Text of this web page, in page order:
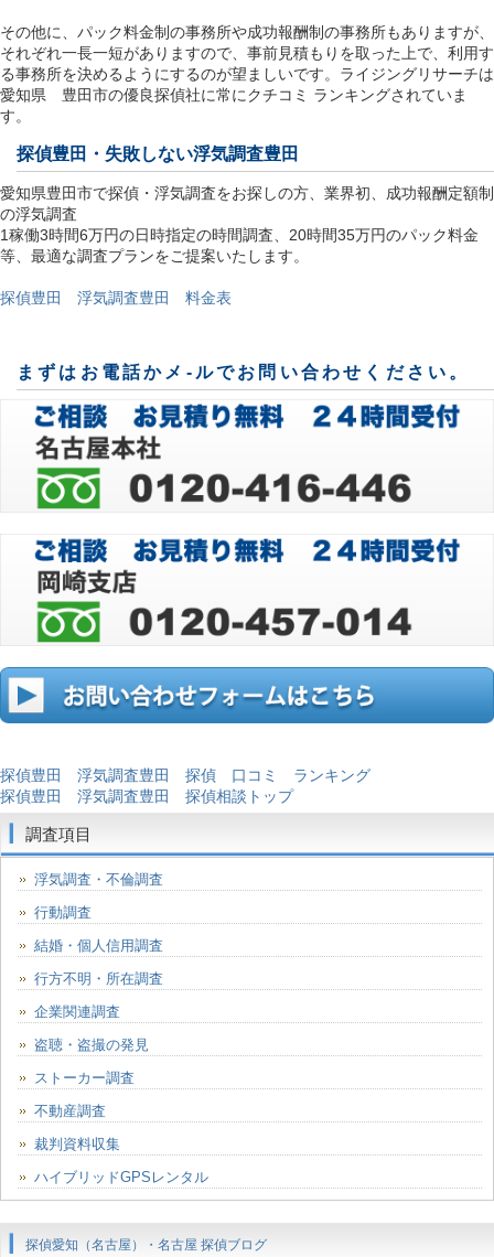
その他に、パック料金制の事務所や成功報酬制の事務所もありますが、
それぞれ一長一短がありますので、事前見積もりを取った上で、利用す
る事務所を決めるようにするのが望ましいです。ライジングリサーチは
愛知県 豊田市の優良探偵社に常にクチコミ ランキングされていま
す。
探偵豊田 ・失敗しない浮気調査豊田
愛知県豊田市で探偵・浮気調査をお探しの方、業界初、成功報酬定額制
の浮気調査
1稼働3時間6万円の日時指定の時間調査、20時間35万円のパック料金
等、最適な調査プランをご提案いたします。
探偵豊田 浮気調査豊田 料金表
まずはお電話かメ-ルでお問い合わせください。
探偵豊田 浮気調査豊田 探偵 口コミ ランキング
探偵豊田 浮気調査豊田 探偵相談トップ
調査項目
浮気調査・不倫調査
行動調査
結婚・個人信用調査
行方不明・所在調査
企業関連調査
盗聴・盗撮の発見
ストーカー調査
不動産調査
裁判資料収集
ハイブリッドGPSレンタル
探偵愛知（名古屋）・名古屋 探偵ブログ